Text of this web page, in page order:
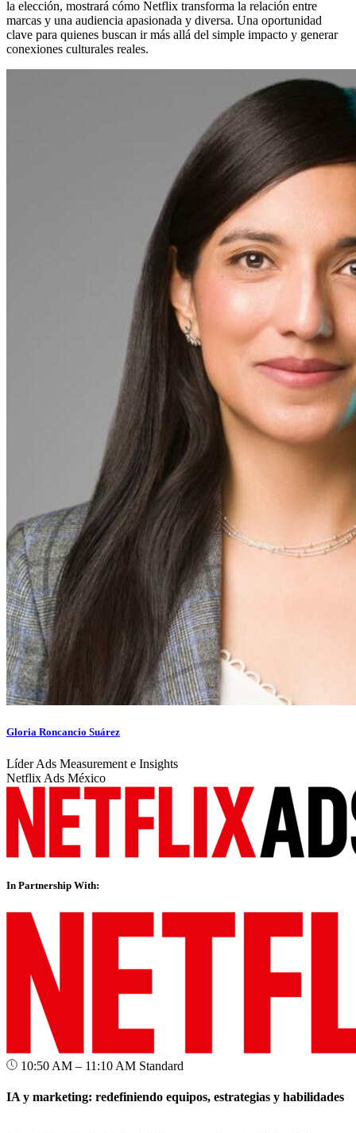
la elección, mostrará cómo Netflix transforma la relación entre
marcas y una audiencia apasionada y diversa. Una oportunidad
clave para quienes buscan ir más allá del simple impacto y generar
conexiones culturales reales.
Gloria Roncancio Suárez
Líder Ads Measurement e Insights
Netflix Ads México
In Partnership With:
10:50 AM – 11:10 AM Standard
IA y marketing: redefiniendo equipos, estrategias y habilidades